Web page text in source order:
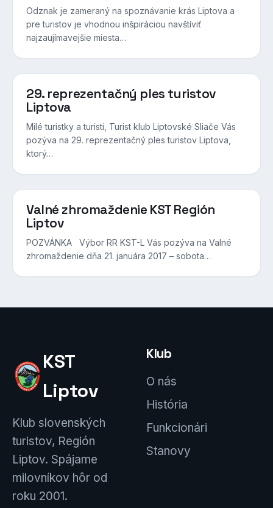
Odznak je zameraný na spoznávanie krás Liptova a
pre turistov je vhodnou inšpiráciou navštíviť
najzaujímavejšie miesta…
29. reprezentačný ples turistov
Liptova
Milé turistky a turisti, Turist klub Liptovské Sliače Vás
pozýva na 29. reprezentačný ples turistov Liptova,
ktorý…
Valné zhromaždenie KST Región
Liptov
POZVÁNKA Výbor RR KST-L Vás pozýva na Valné
zhromaždenie dňa 21. januára 2017 – sobota…
KST
Liptov
Klub slovenských
turistov, Región
Liptov. Spájame
milovníkov hôr od
roku 2001.
Klub
O nás
História
Funkcionári
Stanovy